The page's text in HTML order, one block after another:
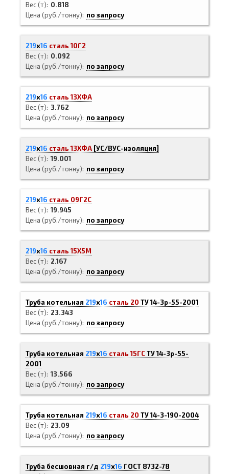
Вес (т)
0.818
Цена (руб./тонну)
по запросу
219х16 сталь 10Г2
Вес (т)
0.092
Цена (руб./тонну)
по запросу
219х16 сталь 13ХФА
Вес (т)
3.762
Цена (руб./тонну)
по запросу
219х16 сталь 13ХФА [УС/ВУС-изоляция]
Вес (т) 19.001
Цена (руб./тонну)
по запросу
219х16 сталь 09Г2С
Вес (т) 19.945
Цена (руб./тонну)
по запросу
219х16 сталь 15Х5М
Вес (т)
2.167
Цена (руб./тонну)
по запросу
Труба котельная 219х16 сталь 20 ТУ 14-3р-55-2001
Вес (т)
23.343
Цена (руб./тонну)
по запросу
Труба котельная 219х16 сталь 15ГСТУ 14-3р-55-
2001
Вес (т) 13.566
Цена (руб./тонну)
по запросу
Труба котельная 219х16 сталь 20 ТУ 14-3-190-2004
Вес (т)
23.09
Цена (руб./тонну)
по запросу
Труба бесшовная г/д 219х16 ГОСТ 8732-78